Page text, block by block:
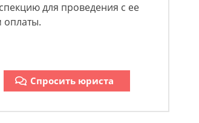
для проведения с ее
оплаты.
Спросить юриста